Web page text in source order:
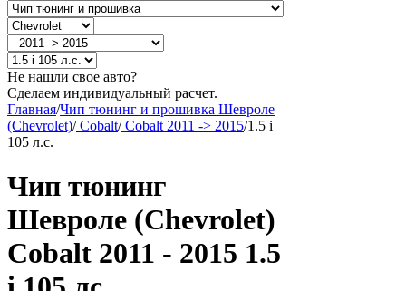
Не нашли свое авто?
Сделаем индивидуальный расчет.
Главная/Чип тюнинг и прошивка Шевроле
(Chevrolet)/Cobalt/Cobalt 2011 -> 2015/1.5 i
105 л.с.
Чип тюнинг
Шевроле (Chevrolet)
Cobalt 2011 - 2015 1.5